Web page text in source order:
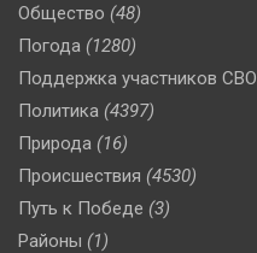
Общество (48)
Погода (1280)
Поддержка участников СВО
Политика (4397)
Природа (16)
Происшествия (4530)
Путь к Победе (3)
Районы (1)